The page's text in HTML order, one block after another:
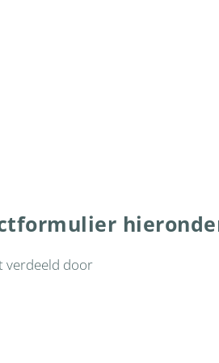
verdeeld door